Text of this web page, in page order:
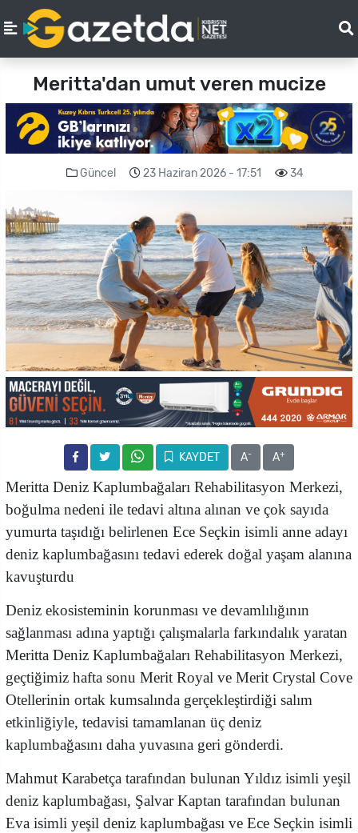
Meritta'dan umut veren mucize
Güncel 23 Haziran 2026 - 17:51 34
KAYDET A- A+
Meritta Deniz Kaplumbağaları Rehabilitasyon Merkezi,
boğulma nedeni ile tedavi altına alınan ve çok sayıda
yumurta taşıdığı belirlenen Ece Seçkin isimli anne adayı
deniz kaplumbağasını tedavi ederek doğal yaşam alanına
kavuşturdu
Deniz ekosisteminin korunması ve devamlılığının
sağlanması adına yaptığı çalışmalarla farkındalık yaratan
Meritta Deniz Kaplumbağaları Rehabilitasyon Merkezi,
geçtiğimiz hafta sonu Merit Royal ve Merit Crystal Cove
Otellerinin ortak kumsalında gerçekleştirdiği salım
etkinliğiyle, tedavisi tamamlanan üç deniz
kaplumbağasını daha yuvasına geri gönderdi.
Mahmut Karabetça tarafından bulunan Yıldız isimli yeşil
deniz kaplumbağası, Şalvar Kaptan tarafından bulunan
Eva isimli yeşil deniz kaplumbağası ve Ece Seçkin isimli